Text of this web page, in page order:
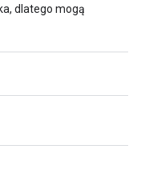
dlatego mogą